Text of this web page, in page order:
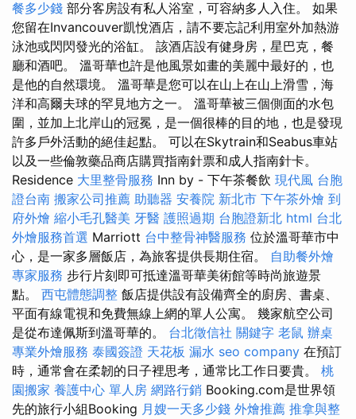
餐多少錢 部分客房設有私人浴室，可容納多人入住。 如果
您留在Invancouver凱悅酒店，請不要忘記利用室外加熱游
泳池或閃閃發光的浴缸。 該酒店設有健身房，星巴克，餐
廳和酒吧。 溫哥華也許是他風景如畫的美麗中最好的，也
是他的自然環境。 溫哥華是您可以在山上在山上滑雪，海
洋和高爾夫球的罕見地方之一。 溫哥華被三個側面的水包
圍，並加上北岸山的冠冕，是一個很棒的目的地，也是發現
許多戶外活動的絕佳起點。 可以在Skytrain和Seabus車站
以及一些倫敦藥品商店購買指南針票和成人指南針卡。
Residence 大里整骨服務 Inn by - 下午茶餐飲 現代風 台胞
證台南 搬家公司推薦 助聽器 安養院 新北市 下午茶外燴 到
府外燴 縮小毛孔醫美 牙醫 護照過期 台胞證新北 html 台北
外燴服務首選 Marriott 台中整骨神醫服務 位於溫哥華市中
心，是一家多層飯店，為旅客提供長期住宿。 自助餐外燴
專家服務 步行片刻即可抵達溫哥華美術館等時尚旅遊景
點。 西屯體態調整 飯店提供設有設備齊全的廚房、書桌、
平面有線電視和免費無線上網的單人公寓。 幾家航空公司
是從布達佩斯到溫哥華的。 台北徵信社 關鍵字 老鼠 辦桌
專業外燴服務 泰國簽證 天花板 漏水 seo company 在預訂
時，通常會在柔韌的日子裡思考，通常比工作日要貴。 桃
園搬家 養護中心 單人房 網路行銷 Booking.com是世界領
先的旅行小組Booking 月嫂一天多少錢 外燴推薦 推拿與整